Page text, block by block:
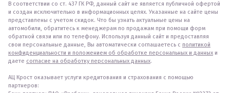
В соответствии со ст. 437 ГК РФ, данный сайт не является публичной офертой
и создан исключительно в информационных целях. Указанные на сайте цены
представлены с учетом скидок. Что бы узнать актуальные цены на
автомобили, обратитесь к менеджерам по продажам при помощи форм
обратной связи или по телефону. Используя данный сайт и предоставляя
свои персональные данные, Вы автоматически соглашаетесь с политикой
конфиденциальности и положением об обработке персональных и данных и
даете согласие на обработку персональных данных.
АЦ Крост оказывает услуги кредитования и страхования с помощью
партнеров: